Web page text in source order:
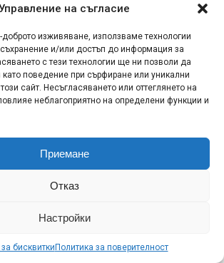
на съгласие
изживяване, използваме технологии
съхранение и/или достъп до информация за
с тези технологии ще ни позволи да
поведение при сърфиране или уникални
сайт. Несъгласяването или оттеглянето на
неблагоприятно на определени функции и
Приемане
Отказ
Настройки
бисквитки Политика за поверителност
седалки с масажна функция,
отопляеми задни седалки,
осветление, аудиосистема
12,3-инчов напълно
панел, 15,6-инчов
дисплей за пътника отпред и
устройство за смартфон.
добавя към техническите
интелигентното окачване DiSus-P,
на алуминиевите джанти до 20
допълнителни функции като